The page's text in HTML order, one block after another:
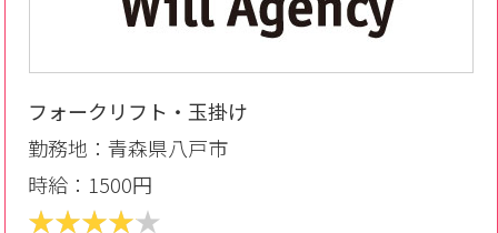
フォークリフト・玉掛け
勤務地：青森県八戸市
時給：1500円